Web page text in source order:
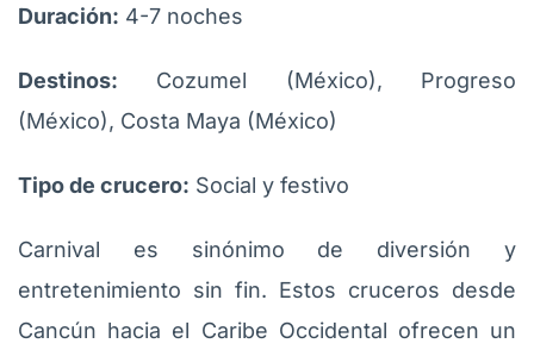
Duración: 4-7 noches
Destinos: Cozumel (México), Progreso
(México), Costa Maya (México)
Tipo de crucero: Social y festivo
Carnival es sinónimo de diversión y
entretenimiento sin fin. Estos cruceros desde
Cancún hacia el Caribe Occidental ofrecen un